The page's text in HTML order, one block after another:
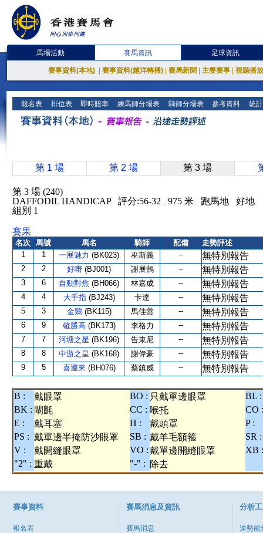
馬場活動 賽馬資訊 足球資訊
賽事資料(本地) 賽事資料(越洋轉播) 賽馬新聞 主要賽事 視聽播
報名表 排位表 即時賠率 練馬師分場表 騎師分場表 參考資料 統
第 1 場 第 2 場 第 3 場
第 3 場 (240)
DAFFODIL HANDICAP 評分:56-32 975 米 跑馬地 好地
組別 1
賽果
名次 馬號 馬名 騎師 配備
走勢評述
1
1 一展魅力 (BK023) 巫斯義 -- 無特別報告
2 2 好嘢 (BJ001) 謝展鵠 -- 無特別報告
3 6 自動對焦 (BH066) 林嘉成 -- 無特別報告
4 4 大手指 (BJ243) 卡達 -- 無特別報告
5 3 金鷄 (BK115) 馬佳善 -- 無特別報告
6 9 確勝高 (BK173) 李格力 -- 無特別報告
7 7 河塘之星 (BK196) 告東尼 -- 無特別報告
8 8 中游之皇 (BK168) 謝偉豪 -- 無特別報告
9 5 喜運來 (BH076) 蔡鎮威 -- 無特別報告
B : 戴眼罩 BO : 只戴單邊眼罩
BL :
BK : 閘氈 CC : 喉托
CO :
E :
戴耳塞 H : 戴頭罩
P :
PS : 戴單邊半掩防沙眼罩 SB : 戴羊毛額箍
SR :
V :
戴開縫眼罩 VO :戴單邊開縫眼罩
XB :
"2" : 重戴 "-" : 除去
賽事資料
報名表
賽馬消息及資訊
賽馬消息
分析
速勢能